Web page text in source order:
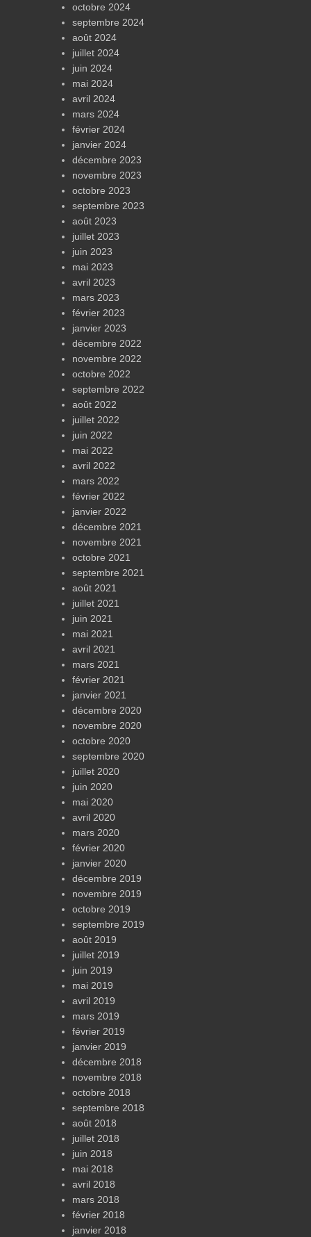
octobre 2024
septembre 2024
août 2024
juillet 2024
juin 2024
mai 2024
avril 2024
mars 2024
février 2024
janvier 2024
décembre 2023
novembre 2023
octobre 2023
septembre 2023
août 2023
juillet 2023
juin 2023
mai 2023
avril 2023
mars 2023
février 2023
janvier 2023
décembre 2022
novembre 2022
octobre 2022
septembre 2022
août 2022
juillet 2022
juin 2022
mai 2022
avril 2022
mars 2022
février 2022
janvier 2022
décembre 2021
novembre 2021
octobre 2021
septembre 2021
août 2021
juillet 2021
juin 2021
mai 2021
avril 2021
mars 2021
février 2021
janvier 2021
décembre 2020
novembre 2020
octobre 2020
septembre 2020
juillet 2020
juin 2020
mai 2020
avril 2020
mars 2020
février 2020
janvier 2020
décembre 2019
novembre 2019
octobre 2019
septembre 2019
août 2019
juillet 2019
juin 2019
mai 2019
avril 2019
mars 2019
février 2019
janvier 2019
décembre 2018
novembre 2018
octobre 2018
septembre 2018
août 2018
juillet 2018
juin 2018
mai 2018
avril 2018
mars 2018
février 2018
janvier 2018